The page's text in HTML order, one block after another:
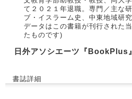
て２０２１年退職。専門／主な
ブ・イスラーム史、中東地域研
データはこの書籍が刊行された
たものです)
日外アソシエーツ『BookPlus
書誌詳細